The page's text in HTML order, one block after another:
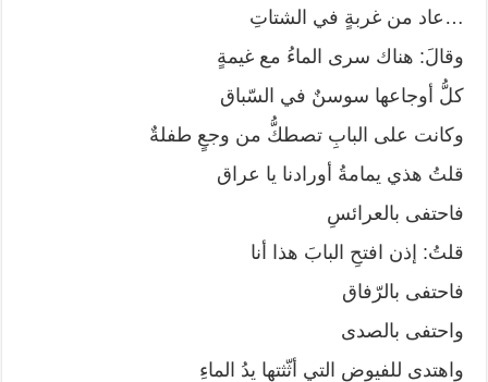
…عاد من غربةٍ في الشتاتِ
وقالَ: هناك سرى الماءُ مع غيمةٍ
كلُّ أوجاعها سوسنٌ في السّباق
وكانت على البابِ تصطكُّ من وجعٍ طفلةٌ
قلتُ هذي يمامةُ أورادنا يا عراق
فاحتفى بالعرائسِ
قلتُ: إذن افتحِ البابَ هذا أنا
فاحتفى بالرّفاق
واحتفى بالصدى
واهتدى للفيوضِ التي أثّثتها يدُ الماءِ